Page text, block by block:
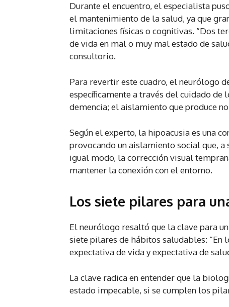
Durante el encuentro, el especialista
el mantenimiento de la salud, ya que
limitaciones físicas o cognitivas. “Dos
de vida en mal o muy mal estado de
consultorio.
Para revertir este cuadro, el neurólogo
específicamente a través del cuidado de
demencia; el aislamiento que produce
Según el experto, la hipoacusia es una
provocando un aislamiento social que,
igual modo, la corrección visual
mantener la conexión con el entorno.
Los siete pilares para
El neurólogo resaltó que la clave para
siete pilares de hábitos saludables: “En
expectativa de vida y expectativa de
La clave radica en entender que la
estado impecable, si se cumplen los